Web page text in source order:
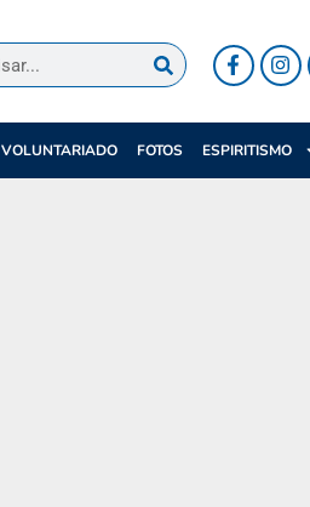
VOLUNTARIADO FOTOS ESPIRITISMO